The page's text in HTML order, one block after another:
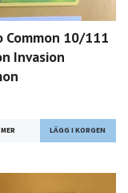
Common 10/111
Invasion